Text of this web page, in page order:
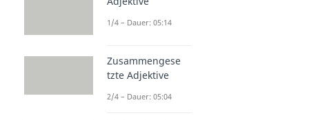
1/4 – Dauer: 05:14
Zusammengese
tzte Adjektive
2/4 – Dauer: 05:04